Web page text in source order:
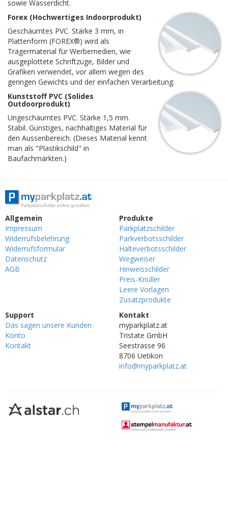
sowie Wasserdicht.
Forex (Hochwertiges Indoorprodukt)
Geschäumtes PVC. Stärke 3 mm, in
Plattenform (FOREX®) wird als
Trägermaterial für Werbemedien, wie
ausgeplottete Schriftzüge, Bilder und
Grafiken verwendet, vor allem wegen des
geringen Gewichts und der einfachen Verarbeitung.
Kunststoff PVC (Solides
Outdoorprodukt)
Ungeschäumtes PVC. Stärke 1,5 mm.
Stabil. Günstiges, nachhaltiges Material für
den Aussenbereich. (Dieses Material kennt
man als "Plastikschild" in
Baufachmärkten.)
Allgemein
Impressum
Widerrufsbelehrung
Widerrufsformular
Datenschutz
AGB
Produkte
Parkplatzschilder
Parkverbotsschilder
Halteverbotsschilder
Wegweiser
Hinweisschilder
Preis-Knüller
Leere Vorlagen
Zusatzprodukte
Support
Das sagen unsere Kunden
Konto
Kontakt
Kontakt
myparkplatz.at
Tristate GmbH
Seestrasse 96
8706 Uetikon
info@myparkplatz.at